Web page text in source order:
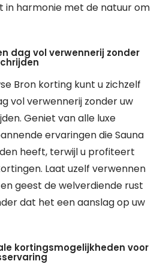
in harmonie met de natuur om
dag vol verwennerij zonder
Bron korting kunt u zichzelf
vol verwennerij zonder uw
Geniet van alle luxe
ervaringen die Sauna
heeft, terwijl u profiteert
Laat uzelf verwennen
geest de welverdiende rust
dat het een aanslag op uw
kortingsmogelijkheden voor